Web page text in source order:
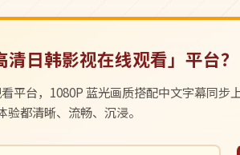
日韩影视在线观看」平台？
平台，1080P 蓝光画质搭配中文字幕同步
验都清晰、流畅、沉浸。